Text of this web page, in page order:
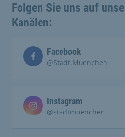
Folgen Sie uns auf
Kanälen:
Facebook
@Stadt.Muenchen
Instagram
@stadtmuenchen